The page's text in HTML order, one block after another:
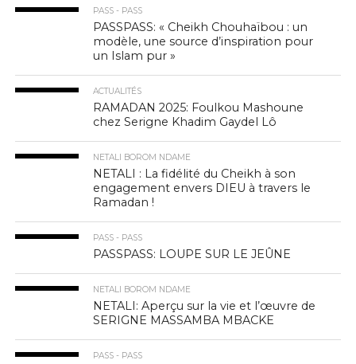
PASS - PASS
PASSPASS: « Cheikh Chouhaïbou : un
modèle, une source d’inspiration pour
un Islam pur »
ACTUALITÉS
RAMADAN 2025: Foulkou Mashoune
chez Serigne Khadim Gaydel Lô
NETALI BOROM NDAME
NETALI : La fidélité du Cheikh à son
engagement envers DIEU à travers le
Ramadan !
PASS - PASS
PASSPASS: LOUPE SUR LE JEÛNE
NETALI BOROM NDAME
NETALI: Aperçu sur la vie et l’œuvre de
SERIGNE MASSAMBA MBACKE
PASS - PASS